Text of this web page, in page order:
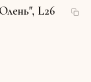
L26